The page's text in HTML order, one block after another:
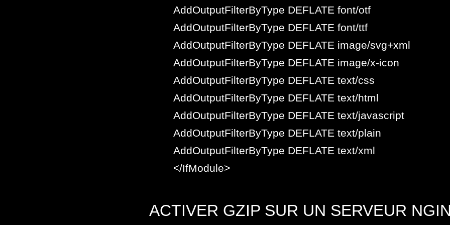
AddOutputFilterByType DEFLATE font/otf
AddOutputFilterByType DEFLATE font/ttf
AddOutputFilterByType DEFLATE image/svg+xml
AddOutputFilterByType DEFLATE image/x-icon
AddOutputFilterByType DEFLATE text/css
AddOutputFilterByType DEFLATE text/html
AddOutputFilterByType DEFLATE text/javascript
AddOutputFilterByType DEFLATE text/plain
AddOutputFilterByType DEFLATE text/xml
</IfModule>
ACTIVER GZIP SUR UN SERVEUR